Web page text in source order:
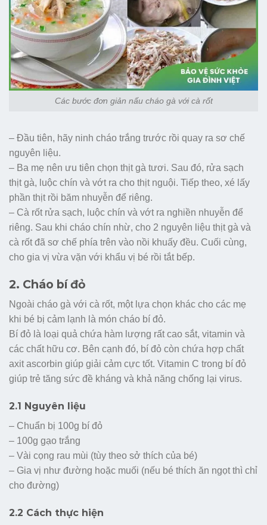
Các bước đơn giản nấu cháo gà với cà rốt
– Đầu tiên, hãy ninh cháo trắng trước rồi quay ra sơ chế
nguyên liệu.
– Ba mẹ nên ưu tiên chọn thịt gà tươi. Sau đó, rửa sạch
thịt gà, luộc chín và vớt ra cho thịt nguội. Tiếp theo, xé lấy
phần thịt rồi băm nhuyễn để riêng.
– Cà rốt rửa sạch, luộc chín và vớt ra nghiền nhuyễn để
riêng. Sau khi cháo chín nhừ, cho 2 nguyên liệu thịt gà và
cà rốt đã sơ chế phía trên vào nồi khuấy đều. Cuối cùng,
cho gia vị vừa vặn với khẩu vị bé rồi tắt bếp.
2. Cháo bí đỏ
Ngoài cháo gà với cà rốt, một lựa chọn khác cho các mẹ
khi bé bị cảm lạnh là món cháo bí đỏ.
Bí đỏ là loại quả chứa hàm lượng rất cao sắt, vitamin và
các chất hữu cơ. Bên cạnh đó, bí đỏ còn chứa hợp chất
axit ascorbin giúp giải cảm cực tốt. Vitamin C trong bí đỏ
giúp trẻ tăng sức đề kháng và khả năng chống lại virus.
2.1 Nguyên liệu
– Chuẩn bị 100g bí đỏ
– 100g gạo trắng
– Vài cọng rau mùi (tùy theo sở thích của bé)
– Gia vị như đường hoặc muối (nếu bé thích ăn ngọt thì chỉ
cho đường)
2.2 Cách thực hiện